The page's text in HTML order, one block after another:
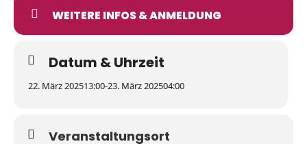
WEITERE INFOS & ANMELDUNG
Datum & Uhrzeit
22. März 202513:00-23. März 202504:00
Veranstaltungsort